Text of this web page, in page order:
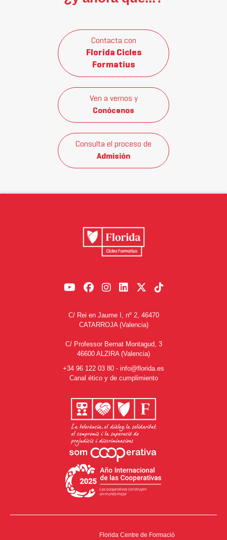
Contacta con
Florida Cicles
Formatius
Ven a vernos y
Conócenos
Consulta el proceso de
Admisión
C/ Rei en Jaume I, nº 2, 46470
CATARROJA (Valencia)
C/ Professor Bernat Montagud, 3
46600 ALZIRA (Valencia)
+34 96 122 03 80 - info@florida.es
Canal ético y de cumplimiento
Florida Centre de Formació